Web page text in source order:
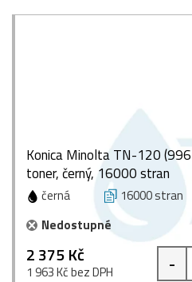
Konica Minolta TN-120
toner, černý, 16000 stran
černá 16000 stran
Nedostupné
2 375 Kč
1 963 Kč bez DPH -